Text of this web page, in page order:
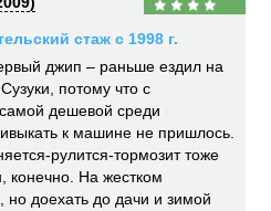
стаж с 1998 г.
джип – раньше ездил на
потому что с
дешевой среди
к машине не пришлось.
рулится-тормозит тоже
конечно. На жестком
но доехать до дачи и зимой